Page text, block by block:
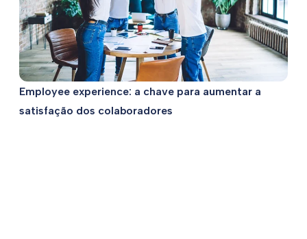
Employee experience: a chave para aumentar a
satisfação dos colaboradores